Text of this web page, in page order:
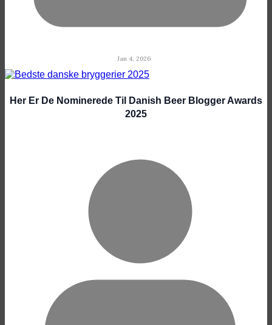
Jan 4, 2026
Her Er De Nominerede Til Danish Beer Blogger Awards
2025